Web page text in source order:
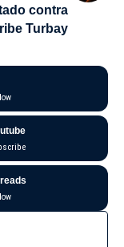
contra
Turbay